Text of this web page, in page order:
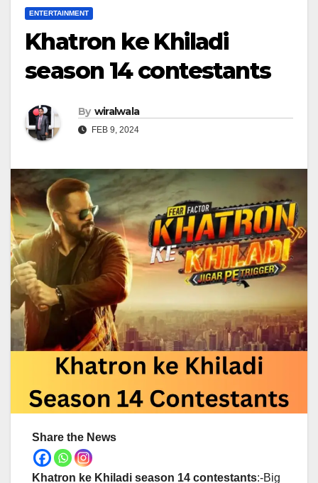
ENTERTAINMENT
Khatron ke Khiladi
season 14 contestants
By wiralwala
FEB 9, 2024
Share the News
Khatron ke Khiladi season 14 contestants:-Big